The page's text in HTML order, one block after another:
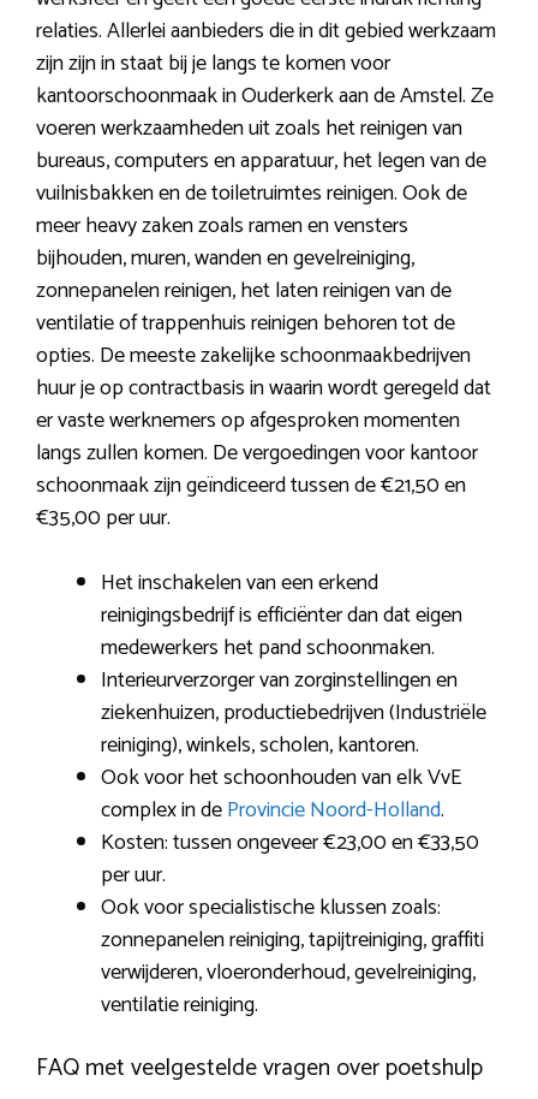
relaties. Allerlei aanbieders die in dit gebied werkzaam
zijn zijn in staat bij je langs te komen voor
kantoorschoonmaak in Ouderkerk aan de Amstel. Ze
voeren werkzaamheden uit zoals het reinigen van
bureaus, computers en apparatuur, het legen van de
vuilnisbakken en de toiletruimtes reinigen. Ook de
meer heavy zaken zoals ramen en vensters
bijhouden, muren, wanden en gevelreiniging,
zonnepanelen reinigen, het laten reinigen van de
ventilatie of trappenhuis reinigen behoren tot de
opties. De meeste zakelijke schoonmaakbedrijven
huur je op contractbasis in waarin wordt geregeld dat
er vaste werknemers op afgesproken momenten
langs zullen komen. De vergoedingen voor kantoor
schoonmaak zijn geïndiceerd tussen de €21,50 en
€35,00 per uur.
Het inschakelen van een erkend
reinigingsbedrijf is efficiënter dan dat eigen
medewerkers het pand schoonmaken.
Interieurverzorger van zorginstellingen en
ziekenhuizen, productiebedrijven (Industriële
reiniging), winkels, scholen, kantoren.
Ook voor het schoonhouden van elk VvE
complex in deProvincie Noord-Holland.
Kosten: tussen ongeveer €23,00 en €33,50
per uur.
Ook voor specialistische klussen zoals:
zonnepanelen reiniging, tapijtreiniging, graffiti
verwijderen, vloeronderhoud, gevelreiniging,
ventilatie reiniging.
FAQ met veelgestelde vragen over poetshulp